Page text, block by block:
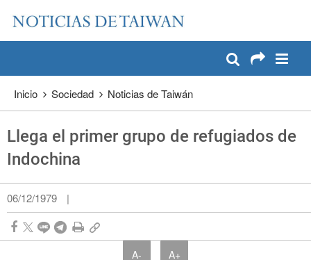
Pase a contenido principal
Inicio Sociedad Noticias de Taiwán
Llega el primer grupo de refugiados de
Indochina
06/12/1979 |
A- A+